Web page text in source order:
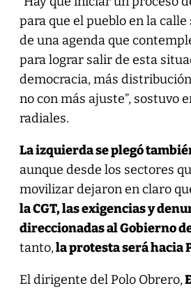
para que el pueblo en la
de una agenda que
para lograr salir de esta
democracia, más
no con más ajuste”, sostuvo
radiales.
La izquierda se plegó
aunque desde los sectores
movilizar dejaron en claro
la CGT, las exigencias y
direccionadas al Gobierno
tanto,la protesta será hacia
El dirigente del Polo Obrero,